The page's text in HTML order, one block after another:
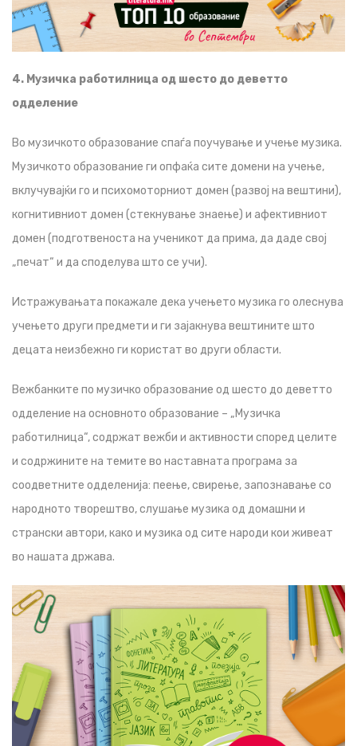
4. Музичка работилница од шесто до деветто
одделение
Во музичкото образование спаѓа поучување и учење музика.
Музичкото образование ги опфаќа сите домени на учење,
вклучувајќи го и психомоторниот домен (развој на вештини),
когнитивниот домен (стекнување знаење) и афективниот
домен (подготвеноста на ученикот да прима, да даде свој
„печат“ и да споделува што се учи).
Истражувањата покажале дека учењето музика го олеснува
учењето други предмети и ги зајакнува вештините што
децата неизбежно ги користат во други области.
Вежбанките по музичко образование од шесто до деветто
одделение на основното образование – „Музичка
работилница“, содржат вежби и активности според целите
и содржините на темите во наставната програма за
соодветните одделенија: пеење, свирење, запознавање со
народното творештво, слушање музика од домашни и
странски автори, како и музика од сите народи кои живеат
во нашата држава.